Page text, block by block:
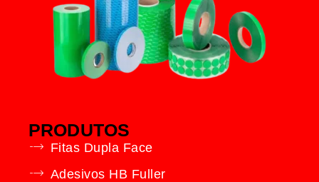
PRODUTOS
Fitas Dupla Face
Adesivos HB Fuller